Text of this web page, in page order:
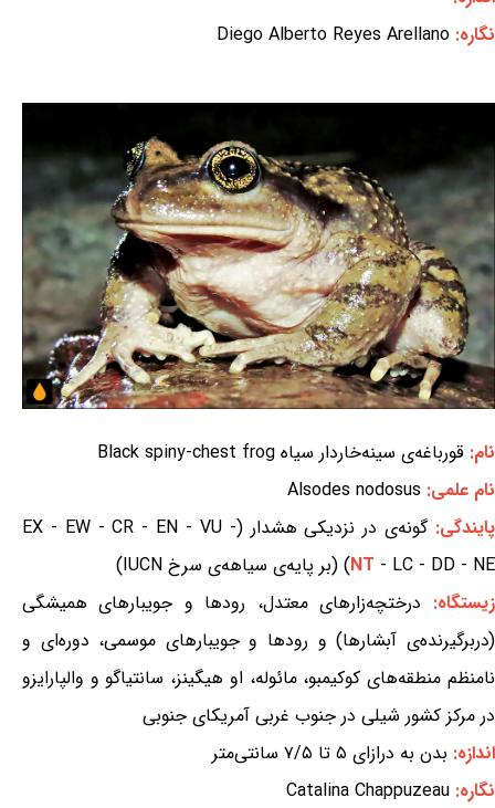
نگاره: Diego Alberto Reyes Arellano
نام: قورباغه‌ی سینه‌خاردار سیاه Black spiny-chest frog
نام علمی: Alsodes nodosus
پایندگی:گونه‌ی در نزدیکی هشدار (EX - EW - CR - EN - VU -
NT - LC - DD - NE) (بر پایه‌ی سیاهه‌ی سرخ IUCN)
زیستگاه: درختچه‌زارهای معتدل، رودها و جویبارهای همیشگی
(دربرگیرنده‌ی آبشارها) و رودها و جویبارهای موسمی، دوره‌ای و
نامنظم منطقه‌های کوکیمبو، مائوله، او هیگینز، سانتیاگو و والپارایزو
در مرکز کشور شیلی در جنوب غربی آمریکای جنوبی
اندازه: بدن به درازای ۵ تا ۷/۵ سانتی‌متر
نگاره: Catalina Chappuzeau